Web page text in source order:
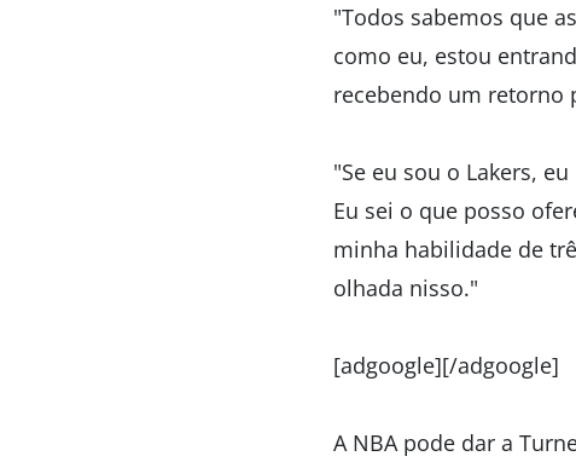
"Todos sabemos que
como eu, estou
recebendo um retorno
"Se eu sou o Lakers,
Eu sei o que posso
minha habilidade de
olhada nisso."
[adgoogle][/adgoogle]
A NBA pode dar a